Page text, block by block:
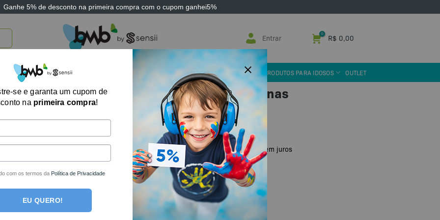
Ganhe 5% de desconto na primeira compra com o cupom ganhei5%
Entrar R$ 0,00
BRINQUEDOS E JOGOS ARK THERAPEUTIC SENSII TECNOLOGIA ASSISTIVA PRODUTOS PARA IDOSOS OUTLET
Alça Levantadora de Pernas
65,55 no boleto ou PIX
R$69,00 em até1x deR$69,00 sem juros
Fora de estoque
se e garanta um cupom de
na primeira compra!
com os termos da Política de Privacidade
EU QUERO!